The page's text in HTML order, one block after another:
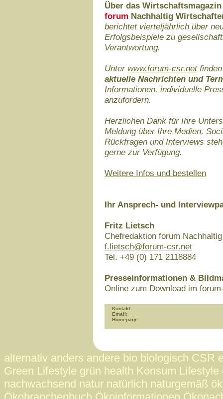
Über das
forum Nachhaltig
berichtet vierteljährlich über
Erfolgsbeispiele zu
Verantwortung.
Unter www.forum-csr.net
aktuelle Nachrichten und
Informationen, individuelle
anzufordern.
Herzlichen Dank für Ihre
Meldung über Ihre Medien,
Rückfragen und Interviews
gerne zur Verfügung.
Weitere Infos und bestellen
Ihr Ansprech- und
Fritz Lietsch
Chefredaktion forum
f.lietsch@forum-csr.net
Tel. +49 (0) 171 2118884
Presseinformationen &
Online zum Download im
Kontakt:
Email:
Homepage:
alternativ anders andere bio biologisch CSR
Green Lifestyle grün health Konsum
nachwachsend natur natürlich naturgemäß